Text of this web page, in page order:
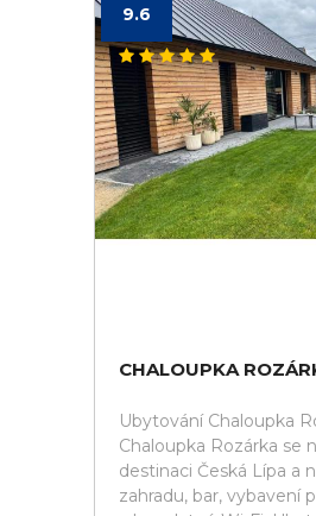
9.6
CHALOUPKA
Ubytování Chaloupka
Chaloupka Rozárka se
destinaci Česká Lípa a
zahradu, bar, vybavení